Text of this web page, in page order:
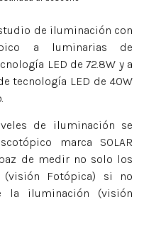
de iluminación con
a luminarias de
LED de 72.8W y a
tecnología LED de 40W
de iluminación se
marca SOLAR
de medir no solo los
Fotópica) si no
la iluminación (visión